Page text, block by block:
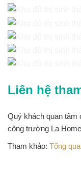
Liên hệ
Quý khách quan tâm
công trường La
Tham khảo: Tổng